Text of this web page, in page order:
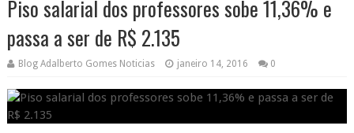
Piso salarial dos professores sobe 11,36% e
passa a ser de R$ 2.135
Blog Adalberto Gomes Noticias janeiro 14, 2016 0